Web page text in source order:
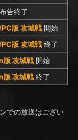
告終了
版 攻城戦開始
版 攻城戦終了
攻城戦開始
攻城戦終了
での放送はござい